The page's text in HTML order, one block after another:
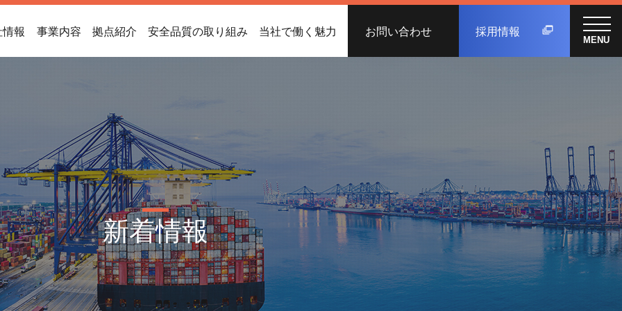
報 事業内容 拠点紹介 安全品質の取り組み 当社で働く魅力 お問い合わせ 採用情報
新着情報